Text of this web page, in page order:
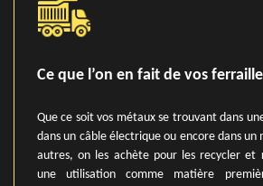
Ce que l’on en fait de vos
Que ce soit vos métaux se trouvant dans
dans un câble électrique ou encore dans
autres, on les achète pour les recycler et
une utilisation comme matière